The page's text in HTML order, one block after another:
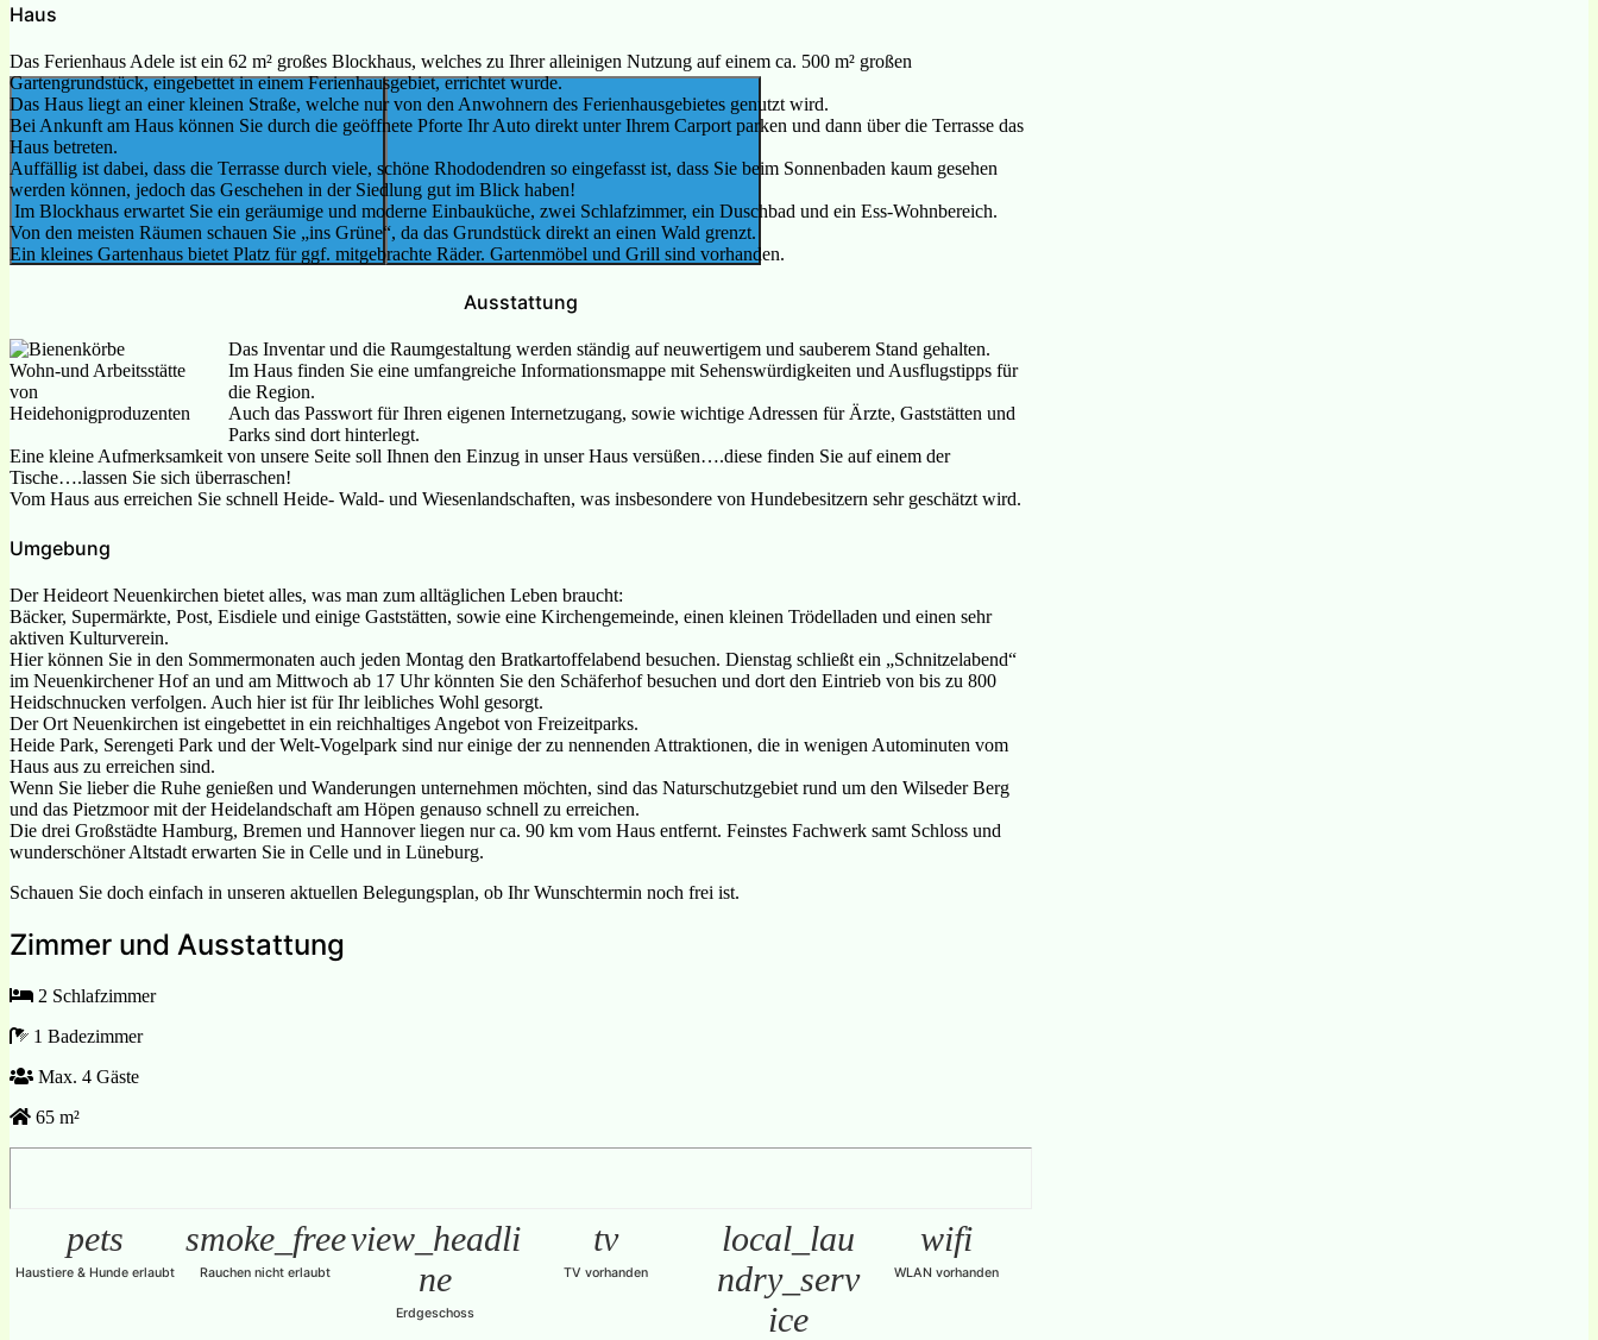
Haus
Das Ferienhaus Adele ist ein 62 m² großes Blockhaus, welches zu Ihrer alleinigen Nutzung auf einem ca. 500 m² großen
Gartengrundstück, eingebettet in einem Ferienhausgebiet, errichtet wurde.
Das Haus liegt an einer kleinen Straße, welche nur von den Anwohnern des Ferienhausgebietes genutzt wird.
Bei Ankunft am Haus können Sie durch die geöffnete Pforte Ihr Auto direkt unter Ihrem Carport parken und dann über die Terrasse das
Haus betreten.
Auffällig ist dabei, dass die Terrasse durch viele, schöne Rhododendren so eingefasst ist, dass Sie beim Sonnenbaden kaum gesehen
werden können, jedoch das Geschehen in der Siedlung gut im Blick haben!
Im Blockhaus erwartet Sie ein geräumige und moderne Einbauküche, zwei Schlafzimmer, ein Duschbad und ein Ess-Wohnbereich.
Von den meisten Räumen schauen Sie „ins Grüne“, da das Grundstück direkt an einen Wald grenzt.
Ein kleines Gartenhaus bietet Platz für ggf. mitgebrachte Räder. Gartenmöbel und Grill sind vorhanden.
Ausstattung
Wohn-und Arbeitsstätte
von
Heidehonigproduzenten
Das Inventar und die Raumgestaltung werden ständig auf neuwertigem und sauberem Stand gehalten.
Im Haus finden Sie eine umfangreiche Informationsmappe mit Sehenswürdigkeiten und Ausflugstipps für
die Region.
Auch das Passwort für Ihren eigenen Internetzugang, sowie wichtige Adressen für Ärzte, Gaststätten und
Parks sind dort hinterlegt.
Eine kleine Aufmerksamkeit von unsere Seite soll Ihnen den Einzug in unser Haus versüßen….diese finden Sie auf einem der
Tische….lassen Sie sich überraschen!
Vom Haus aus erreichen Sie schnell Heide- Wald- und Wiesenlandschaften, was insbesondere von Hundebesitzern sehr geschätzt wird.
Umgebung
Der Heideort Neuenkirchen bietet alles, was man zum alltäglichen Leben braucht:
Bäcker, Supermärkte, Post, Eisdiele und einige Gaststätten, sowie eine Kirchengemeinde, einen kleinen Trödelladen und einen sehr
aktiven Kulturverein.
Hier können Sie in den Sommermonaten auch jeden Montag den Bratkartoffelabend besuchen. Dienstag schließt ein „Schnitzelabend“
im Neuenkirchener Hof an und am Mittwoch ab 17 Uhr könnten Sie den Schäferhof besuchen und dort den Eintrieb von bis zu 800
Heidschnucken verfolgen. Auch hier ist für Ihr leibliches Wohl gesorgt.
Der Ort Neuenkirchen ist eingebettet in ein reichhaltiges Angebot von Freizeitparks.
Heide Park, Serengeti Park und der Welt-Vogelpark sind nur einige der zu nennenden Attraktionen, die in wenigen Autominuten vom
Haus aus zu erreichen sind.
Wenn Sie lieber die Ruhe genießen und Wanderungen unternehmen möchten, sind das Naturschutzgebiet rund um den Wilseder Berg
und das Pietzmoor mit der Heidelandschaft am Höpen genauso schnell zu erreichen.
Die drei Großstädte Hamburg, Bremen und Hannover liegen nur ca. 90 km vom Haus entfernt. Feinstes Fachwerk samt Schloss und
wunderschöner Altstadt erwarten Sie in Celle und in Lüneburg.
Schauen Sie doch einfach in unseren aktuellen Belegungsplan, ob Ihr Wunschtermin noch frei ist.
Zimmer und Ausstattung
2 Schlafzimmer
1 Badezimmer
Max. 4 Gäste
65 m²
pets
Haustiere & Hunde erlaubt
smoke_free
Rauchen nicht erlaubt
view_headli
ne
Erdgeschoss
tv
TV vorhanden
local_lau
ndry_serv
ice
wifi
WLAN vorhanden